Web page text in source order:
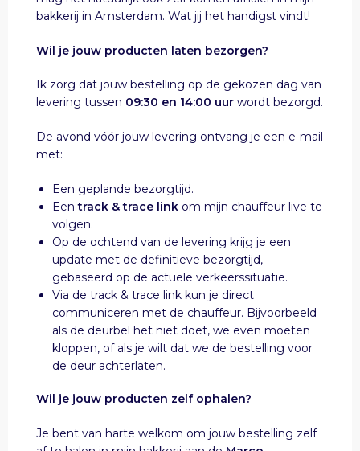
bakkerij in Amsterdam. Wat jij het handigst vindt!
Wil je jouw producten laten bezorgen?
Ik zorg dat jouw bestelling op de gekozen dag van
levering tussen 09:30 en 14:00 uur wordt bezorgd.
De avond vóór jouw levering ontvang je een e-mail
met:
Een geplande bezorgtijd.
Eentrack & trace link om mijn chauffeur live te
volgen.
Op de ochtend van de levering krijg je een
update met de definitieve bezorgtijd,
gebaseerd op de actuele verkeerssituatie.
Via de track & trace link kun je direct
communiceren met de chauffeur. Bijvoorbeeld
als de deurbel het niet doet, we even moeten
kloppen, of als je wilt dat we de bestelling voor
de deur achterlaten.
Wil je jouw producten zelf ophalen?
Je bent van harte welkom om jouw bestelling zelf